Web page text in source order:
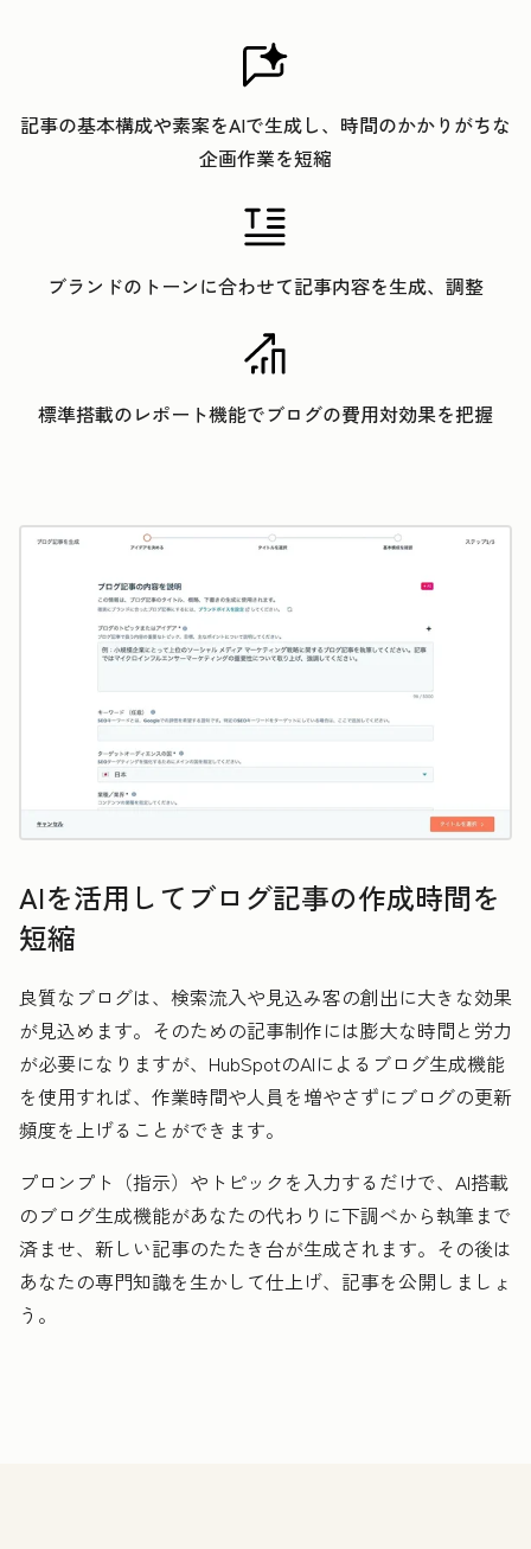
記事の基本構成や素案をAIで生成し、時間のかかりがちな
企画作業を短縮
ブランドのトーンに合わせて記事内容を生成、調整
標準搭載のレポート機能でブログの費用対効果を把握
AIを活用してブログ記事の作成時間を
短縮
良質なブログは、検索流入や見込み客の創出に大きな効果
が見込めます。そのための記事制作には膨大な時間と労力
が必要になりますが、HubSpotのAIによるブログ生成機能
を使用すれば、作業時間や人員を増やさずにブログの更新
頻度を上げることができます。
プロンプト（指示）やトピックを入力するだけで、AI搭載
のブログ生成機能があなたの代わりに下調べから執筆まで
済ませ、新しい記事のたたき台が生成されます。その後は
あなたの専門知識を生かして仕上げ、記事を公開しましょ
う。